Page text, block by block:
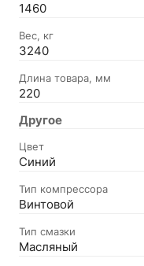
1460
Вес, кг
3240
Длина товара, мм
220
Другое
Цвет
Синий
Тип компрессора
Винтовой
Тип смазки
Масляный